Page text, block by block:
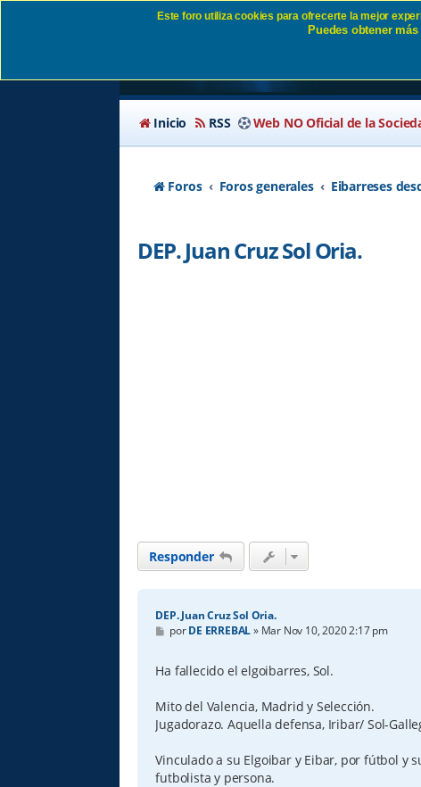
DEP. Juan Cruz Sol
Inicio RSS Web NO Oficial de la
Foros Foros generales Eibarreses
DEP. Juan Cruz Sol Oria.
Responder
DEP. Juan Cruz Sol Oria.
M
e
s
a
e
porDE ERREBAL» Mar Nov 10, 2020 2:17 pm
Ha fallecido el elgoibarres, Sol.
Mito del Valencia, Madrid y Selección.
Jugadorazo. Aquella defensa, Iribar/ Sol-
Vinculado a su Elgoibar y Eibar, por fútbol y
futbolista y persona.
Este foro utiliza cookies para ofrecerte la mejor
Puedes obtener